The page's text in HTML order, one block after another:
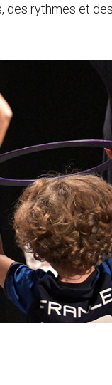
des rythmes et